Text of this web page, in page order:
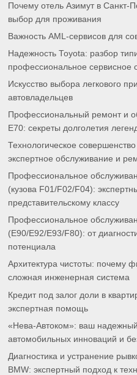
Почему отель Азимут в
выбор для проживания
Важность AML-сервисов для
Надежность Toyota: разбор
профессиональное сервисное
Искусство выбора легкового
автовладельцев
Профессиональный ремонт и
E70: секреты долголетия
Технологическое
экспертное обслуживание и
Профессиональное
(кузова F01/F02/F04):
представительскому классу
Профессиональное
(E90/E92/E93/F80): от
потенциала
Архитектура чистоты: почему
сложная инженерная система
Кредит под залог доли в
экспертная помощь
«Нева-Автоком»: ваш
автомобильных инноваций и
Диагностика и устранение
BMW: экспертный подход к